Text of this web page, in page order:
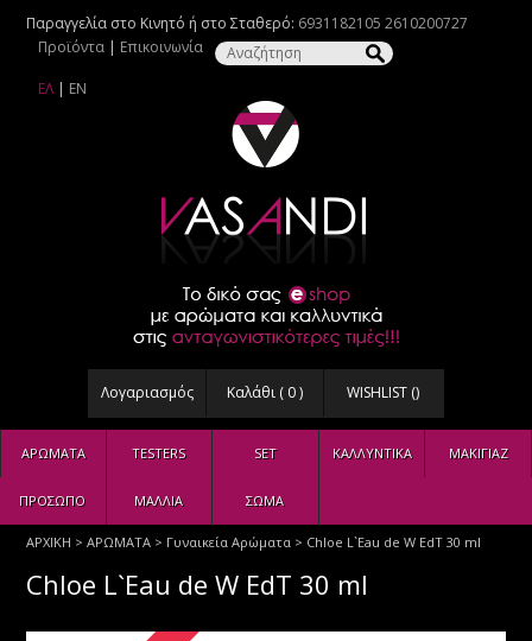
Παραγγελία στο Κινητό ή στο Σταθερό: 6931182105 2610200727
Προϊόντα | Επικοινωνία
ΕΛ | EN
Λογαριασμός Καλάθι ( 0) WISHLIST ()
ΑΡΩΜΑΤΑ TESTERS SET ΚΑΛΛΥΝΤΙΚΑ ΜΑΚΙΓΙΑΖ
ΠΡΟΣΩΠΟ ΜΑΛΛΙΑ ΣΩΜΑ
ΑΡΧΙΚΗ >ΑΡΩΜΑΤΑ > Γυναικεία Αρώματα > Chloe L`Eau de W EdT 30 ml
Chloe L`Eau de W EdT 30 ml